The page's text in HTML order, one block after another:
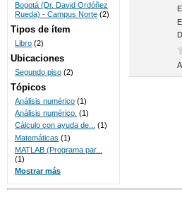
Bogotá (Dr. David Ordóñez
Rueda) - Campus Norte (2)
Tipos de ítem
Libro (2)
Ubicaciones
Segundo piso (2)
Tópicos
Análisis numérico (1)
Análisis numérico. (1)
Cálculo con ayuda de... (1)
Matemáticas (1)
MATLAB (Programa par...
(1)
Mostrar más